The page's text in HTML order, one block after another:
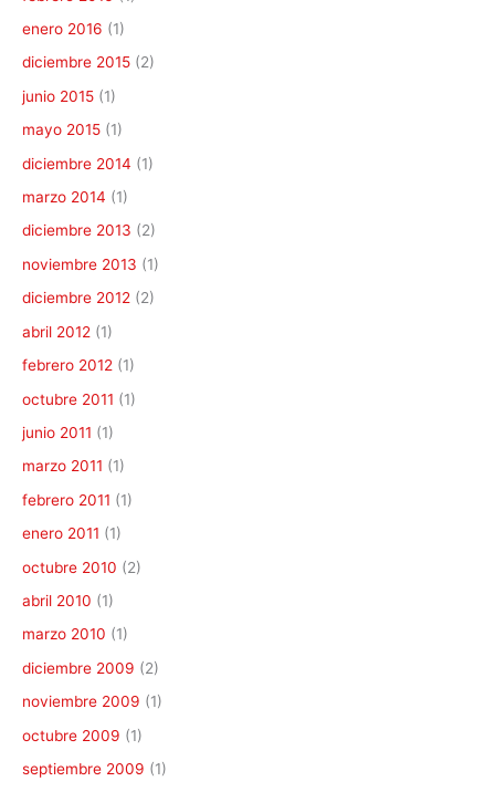
enero 2016 (1)
diciembre 2015 (2)
junio 2015 (1)
mayo 2015 (1)
diciembre 2014 (1)
marzo 2014 (1)
diciembre 2013 (2)
noviembre 2013 (1)
diciembre 2012 (2)
abril 2012 (1)
febrero 2012 (1)
octubre 2011 (1)
junio 2011 (1)
marzo 2011 (1)
febrero 2011 (1)
enero 2011 (1)
octubre 2010 (2)
abril 2010 (1)
marzo 2010 (1)
diciembre 2009 (2)
noviembre 2009 (1)
octubre 2009 (1)
septiembre 2009 (1)